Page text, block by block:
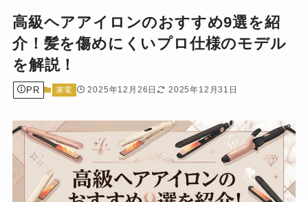
高級ヘアアイロンのおすすめ9選を紹
介！髪を傷めにくいプロ仕様のモデル
を解説！
PR 家電 2025年12月26日 2025年12月31日